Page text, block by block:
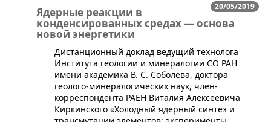
20/05/2019
Ядерные реакции в
конденсированных средах — основа
новой энергетики
​Дистанционный доклад ведущий технолога
Института геологии и минералогии СО РАН
имени академика В. С. Соболева, доктора
геолого-минералогических наук, член-
корреспондента РАЕН Виталия Алексеевича
Киркинского «Холодный ядерный синтез и